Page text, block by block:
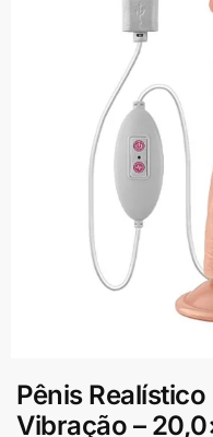
Pênis
Vibração –